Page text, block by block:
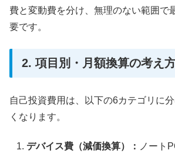
費と変動費を分け、無理のない範囲で
要です。
2. 項目別・月額換算の考え
自己投資費用は、以下の6カテゴリに
くなります。
デバイス費（減価換算）： ノート